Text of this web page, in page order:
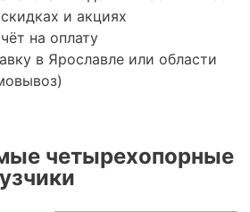
и акциях
на оплату
в Ярославле или области
четырехопорные